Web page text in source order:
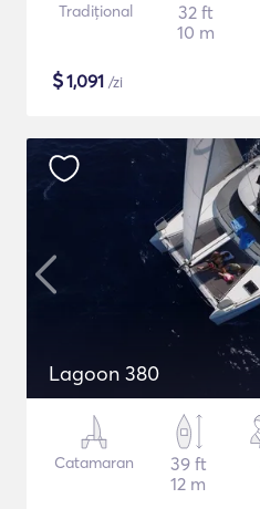
Tradițional
32 ft
10 m
$1,091 /zi
Lagoon 380
Catamaran
39 ft
12 m